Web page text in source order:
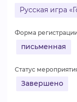
Русская игра
Форма
письменная
Статус
Завершено